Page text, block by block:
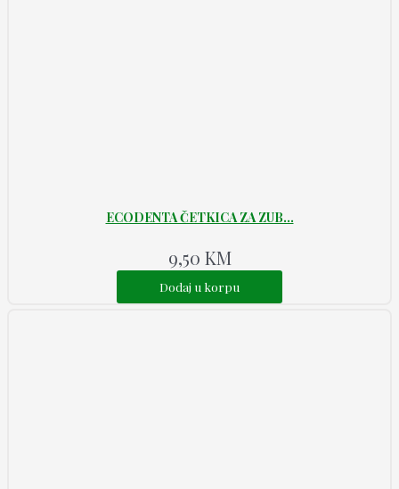
ECODENTA ČETKICA ZA ZUB...
9,50 KM
Dodaj u korpu